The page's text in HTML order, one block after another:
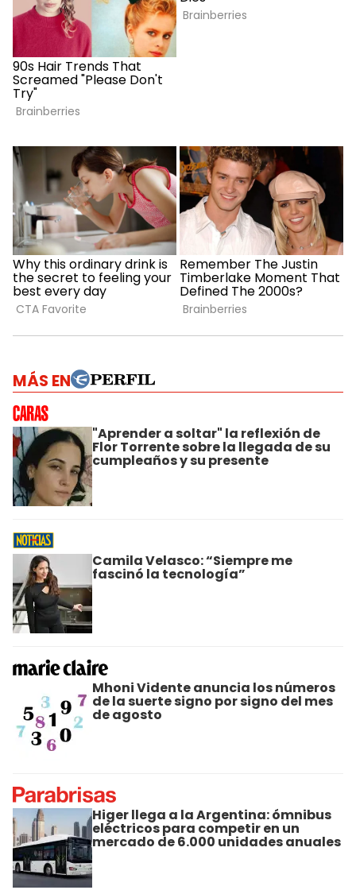
MÁS EN
"Aprender a soltar" la reflexión de
Flor Torrente sobre la llegada de su
cumpleaños y su presente
Camila Velasco: “Siempre me
fascinó la tecnología”
Mhoni Vidente anuncia los números
de la suerte signo por signo del mes
de agosto
Higer llega a la Argentina: ómnibus
eléctricos para competir en un
mercado de 6.000 unidades anuales